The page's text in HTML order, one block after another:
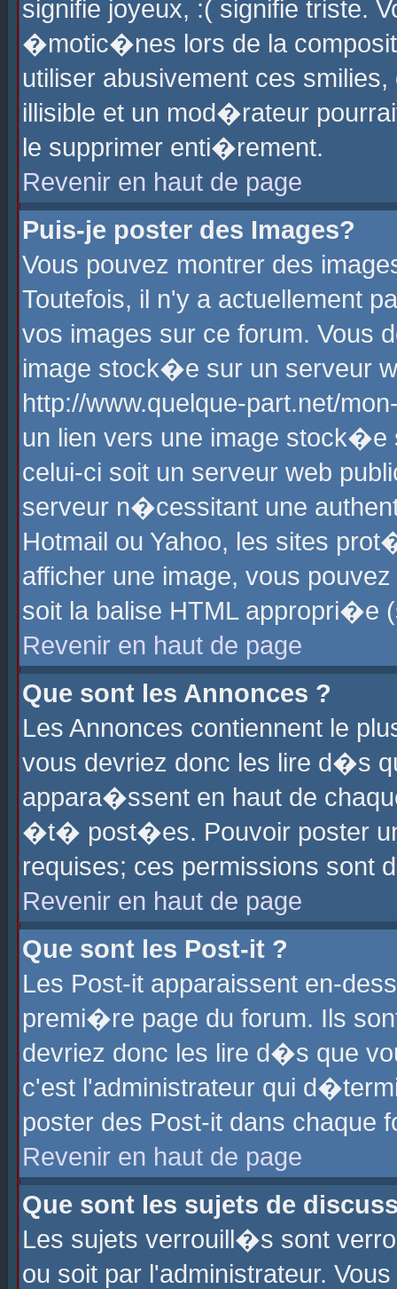
signifie joyeux, :( signifie triste.
�motic�nes lors de la
utiliser abusivement ces
illisible et un mod�rateur
le supprimer enti�rement.
Revenir en haut de page
Puis-je poster des Images?
Vous pouvez montrer des
Toutefois, il n'y a actuellement
vos images sur ce forum. Vous
image stock�e sur un serveur
http://www.quelque-part.net/
un lien vers une image
celui-ci soit un serveur web
serveur n�cessitant une
Hotmail ou Yahoo, les sites
afficher une image, vous
soit la balise HTML
Revenir en haut de page
Que sont les Annonces ?
Les Annonces contiennent le
vous devriez donc les lire d�s
appara�ssent en haut de
�t� post�es. Pouvoir poster
requises; ces permissions sont
Revenir en haut de page
Que sont les Post-it ?
Les Post-it apparaissent en-
premi�re page du forum. Ils
devriez donc les lire d�s que
c'est l'administrateur qui
poster des Post-it dans chaque
Revenir en haut de page
Que sont les sujets de
Les sujets verrouill�s sont
ou soit par l'administrateur.